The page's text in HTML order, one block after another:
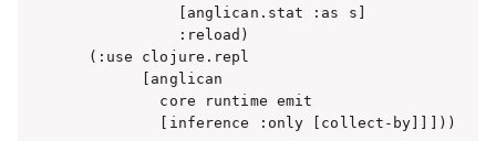
            [anglican.stat :as s]
            :reload)
  (:use clojure.repl
        [anglican
          core runtime emit
          [inference :only [collect-by]]]))